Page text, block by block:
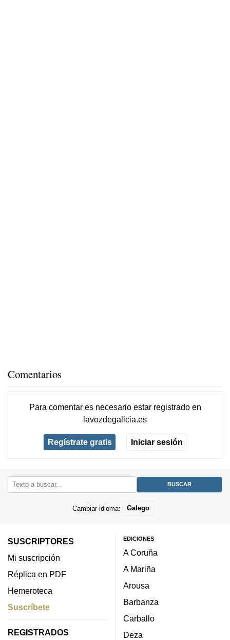
Comentarios
Para comentar es necesario estar registradoen
lavozdegalicia.es
Regístrate gratis Iniciar sesión
Cambiar idioma: Galego
SUSCRIPTORES
Mi suscripción
Réplica en PDF
Hemeroteca
Suscríbete
REGISTRADOS
EDICIONES
A Coruña
A Mariña
Arousa
Barbanza
Carballo
Deza